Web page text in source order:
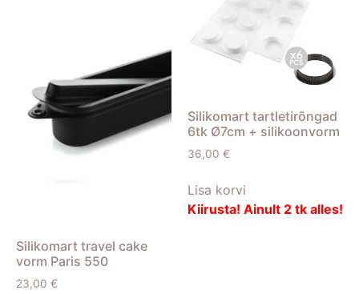
Silikomart travel cake
vorm Paris 550
23,00 €
Silikomart tartletirõngad
6tk Ø7cm + silikoonvorm
36,00 €
Lisa korvi
Kiirusta! Ainult 2 tk alles!